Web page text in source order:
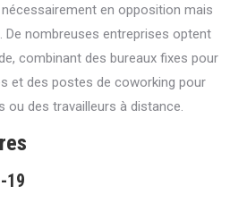
en opposition mais
De nombreuses entreprises optent
combinant des bureaux fixes pour
et des postes de coworking pour
ou des travailleurs à distance.
19